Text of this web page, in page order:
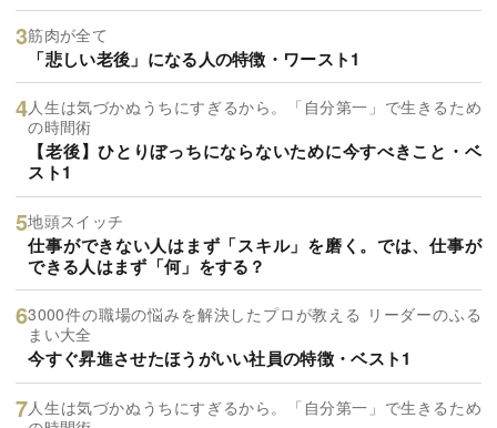
筋肉が全て
「悲しい老後」になる人の特徴・ワースト1
人生は気づかぬうちにすぎるから。「自分第一」で生きるため
の時間術
【老後】ひとりぼっちにならないために今すべきこと・ベ
スト1
地頭スイッチ
仕事ができない人はまず「スキル」を磨く。では、仕事が
できる人はまず「何」をする？
3000件の職場の悩みを解決したプロが教える リーダーのふる
まい大全
今すぐ昇進させたほうがいい社員の特徴・ベスト1
人生は気づかぬうちにすぎるから。「自分第一」で生きるため